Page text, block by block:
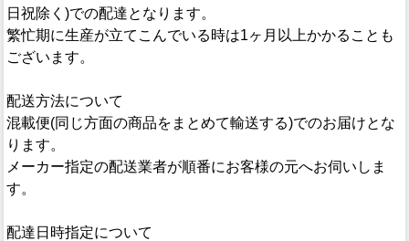
日祝除く)での配達となります。
繁忙期に生産が立てこんでいる時は1ヶ月以上かかることも
ございます。
配送方法について
混載便(同じ方面の商品をまとめて輸送する)でのお届けとな
ります。
メーカー指定の配送業者が順番にお客様の元へお伺いしま
す。
配達日時指定について